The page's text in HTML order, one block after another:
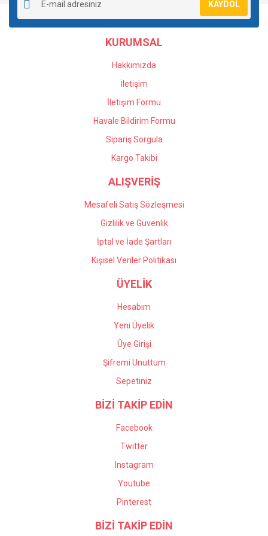
Ürün açıklamasında eksik bilgiler bulunuyor.
Ürün bilgilerinde hatalar bulunuyor.
Ürün fiyatı diğer sitelerden daha pahalı.
Gönder
KAYDOL
KURUMSAL
Hakkımızda
İletişim
İletişim Formu
Havale Bildirim Formu
Sipariş Sorgula
Kargo Takibi
ALIŞVERİŞ
Mesafeli Satış Sözleşmesi
Gizlilik ve Güvenlik
İptal ve İade Şartları
Kişisel Veriler Politikası
ÜYELİK
Hesabım
Yeni Üyelik
Üye Girişi
Şifremi Unuttum
Sepetiniz
BİZİ TAKİP EDİN
Facebook
Twitter
Instagram
Youtube
Pinterest
BİZİ TAKİP EDİN